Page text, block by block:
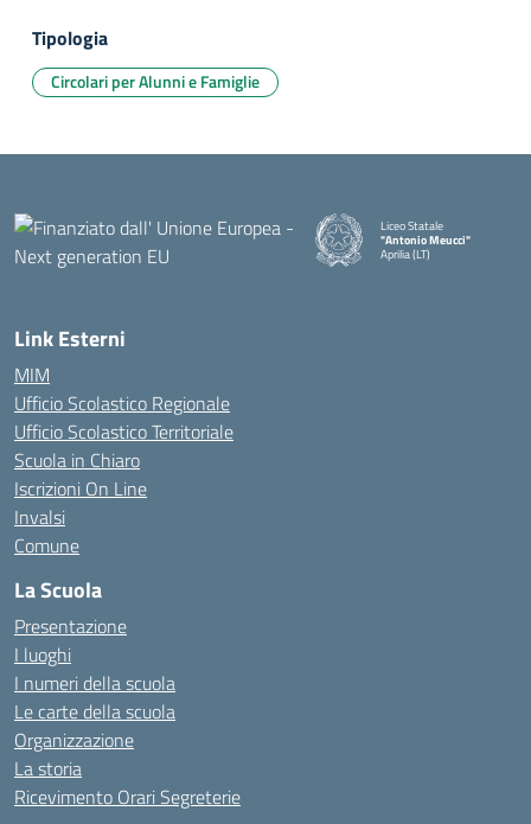
Tipologia
Circolari per Alunni e Famiglie
Liceo Statale
"Antonio Meucci"
Aprilia (LT)
Link Esterni
MIM
Ufficio Scolastico Regionale
Ufficio Scolastico Territoriale
Scuola in Chiaro
Iscrizioni On Line
Invalsi
Comune
La Scuola
Presentazione
I luoghi
I numeri della scuola
Le carte della scuola
Organizzazione
La storia
Ricevimento Orari Segreterie